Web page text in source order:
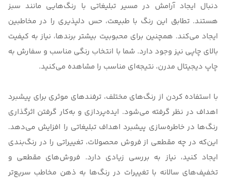
دنبال ایجاد آرامش در مسیر تبلیغاتی با رنگ‌هایی مانند سبز
هستند. تطابق این رنگ با طبیعت، حس دلپذیری را در مخاطبین
ایجاد می‌کند. همچنین برای محبوبیت بیشتر برندها، نیاز به کیفیت
بالای چاپی نیز وجود دارد. شما با انتخاب رنگی مناسب و سفارش به
چاپ دیجیتال مدرن، نتیجه‌ای مناسب را مشاهده می‌کنید.
با استفاده کردن از رنگ‌های مختلف، ترفندهای موثری برای پیشبرد
اهداف در نظر گرفته می‌شود. ایده‌پردازی و به‌کار گرفتن اثرگذاری
رنگ‌ها در خاطره‌سازی پیشبرد اهداف تبلیغاتی را افزایش می‌دهد.
این‌که در چه مقطعی از فروش محصولات، تغییراتی را در رنگ‌بندی
ایجاد کنید، نیاز به بررسی زیادی دارد. فروش‌‌های مقطعی و
تخفیف‌های سالانه با تغییرات در رنگ‌ها به ذهن مخاطب سریع‌تر